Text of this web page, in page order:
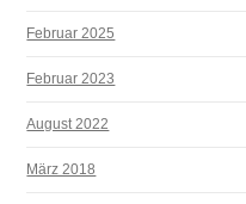
Februar 2025
Februar 2023
August 2022
März 2018